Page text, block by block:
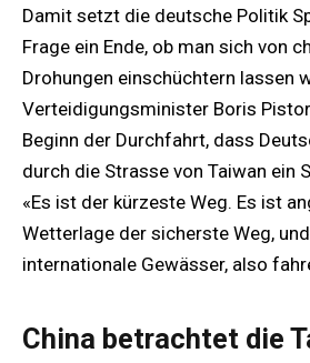
Damit setzt die deutsche Politik
Frage ein Ende, ob man sich von
Drohungen einschüchtern lassen
Verteidigungsminister Boris
Beginn der Durchfahrt, dass
durch die Strasse von Taiwan ein
«Es ist der kürzeste Weg. Es ist
Wetterlage der sicherste Weg,
internationale Gewässer, also
China betrachtet die